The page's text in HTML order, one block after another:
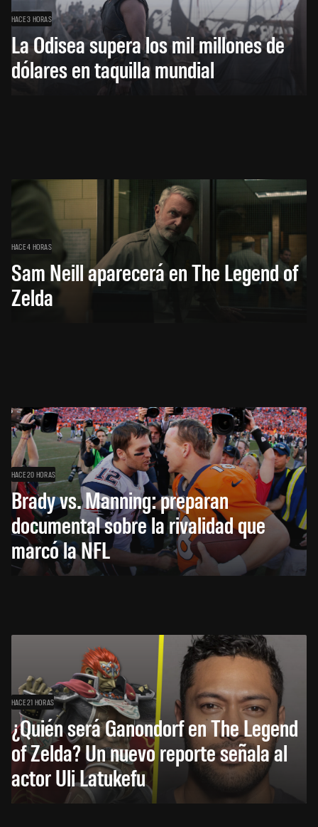
HACE 3 HORAS
La Odisea supera los mil millones de
dólares en taquilla mundial
HACE 4 HORAS
Sam Neill aparecerá en The Legend of
Zelda
HACE 20 HORAS
Brady vs. Manning: preparan
documental sobre la rivalidad que
marcó la NFL
HACE 21 HORAS
¿Quién será Ganondorf en The Legend
of Zelda? Un nuevo reporte señala al
actor Uli Latukefu